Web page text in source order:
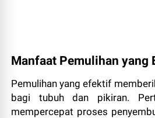
Manfaat Pemulihan yang
Pemulihan yang efektif
bagi tubuh dan pikiran.
mempercepat proses